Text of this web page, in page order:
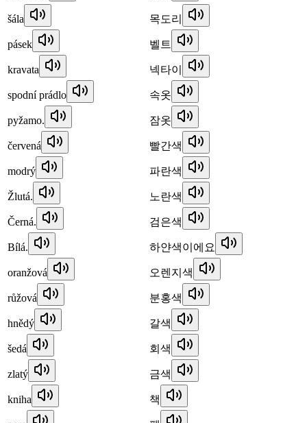
šála 목도리
pásek 벨트
kravata 넥타이
spodní prádlo 속옷
pyžamo. 잠옷
červená 빨간색
modrý 파란색
Žlutá. 노란색
Černá. 검은색
Bílá. 하얀색이에요
oranžová 오렌지색
růžová 분홍색
hnědý 갈색
šedá 회색
zlatý 금색
kniha 책